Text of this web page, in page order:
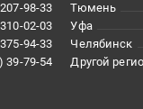
98-33
02-03
94-33
39-79-54
Тюмень
Уфа
Челябинск
Другой